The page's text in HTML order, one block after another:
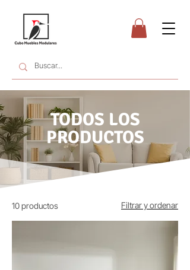
TODOS LOS
PRODUCTOS
10 productos Filtrar y ordenar